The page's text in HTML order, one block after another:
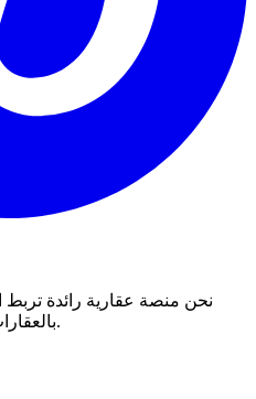
نحن منصة عقارية رائدة تربط
بالعقارات المتميزة في جميع أنحاء العالم.